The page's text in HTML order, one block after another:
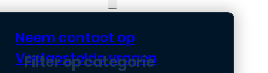
Neem contact op
Veelgestelde vragen
Filter op categorie